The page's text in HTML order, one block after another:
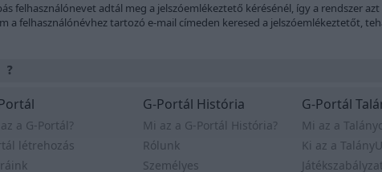
felhasználónevet adtál meg a jelszóemlékeztető kérésénél, így a rendszer
a felhasználónévhez tartozó e-mail címeden keresed a jelszóemlékeztetőt,
a G-Portál?
létrehozás
G-Portál História
Mi az a G-Portál História?
Rólunk
Személyes
G-Portál
Mi az a
Ki az a
Játékszabályzat